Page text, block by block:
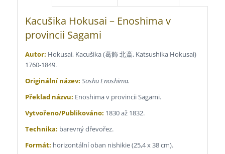
Kacušika Hokusai – Enoshima v
provincii Sagami
Autor: Hokusai, Kacušika (葛飾 北斎, Katsushika Hokusai)
1760-1849.
Originální název: Sōshū Enoshima.
Překlad názvu: Enoshima v provincii Sagami.
Vytvořeno/Publikováno: 1830 až 1832.
Technika: barevný dřevořez.
Formát: horizontální oban nishikie (25,4 x 38 cm).